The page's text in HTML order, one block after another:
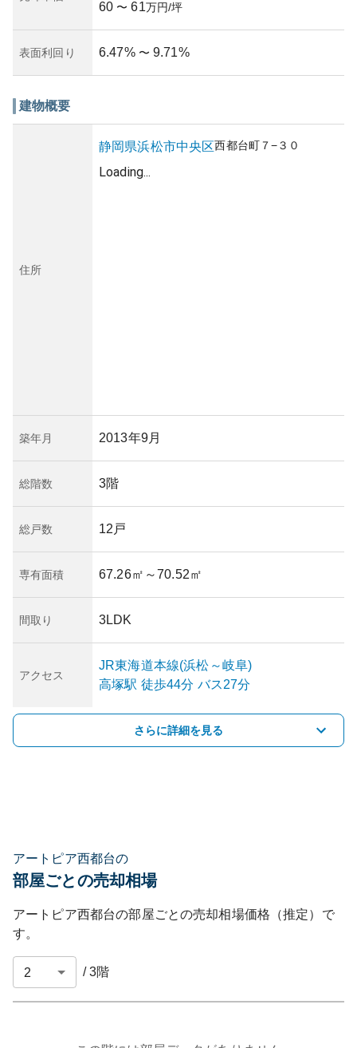
60 〜 61万円/坪
表面利回り 6.47% 〜 9.71%
建物概要
住所
静岡県浜松市中央区西都台町７−３０
Loading...
築年月 2013年9月
総階数 3階
総戸数 12戸
専有面積 67.26㎡ ～70.52㎡
間取り 3LDK
アクセス
JR東海道本線(浜松～岐阜)
高塚駅 徒歩44分 バス27分
さらに詳細を見る
アートピア西都台の
部屋ごとの売却相場
アートピア西都台の部屋ごとの売却相場価格（推定）で
す。
/3階